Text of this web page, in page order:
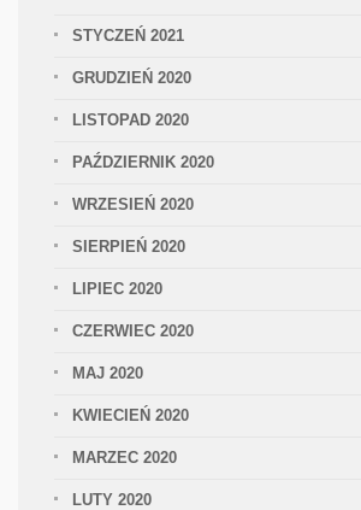
STYCZEŃ 2021
GRUDZIEŃ 2020
LISTOPAD 2020
PAŹDZIERNIK 2020
WRZESIEŃ 2020
SIERPIEŃ 2020
LIPIEC 2020
CZERWIEC 2020
MAJ 2020
KWIECIEŃ 2020
MARZEC 2020
LUTY 2020